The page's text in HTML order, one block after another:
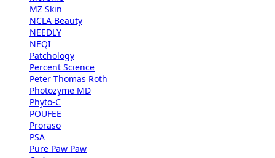
MZ Skin
NCLA Beauty
NEEDLY
NEQI
Patchology
Percent Science
Peter Thomas Roth
Photozyme MD
Phyto-C
POUFEE
Proraso
PSA
Pure Paw Paw